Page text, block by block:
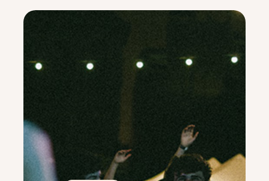
Joves
COORDINADORS SAFOR CLÍNIC
Inés Stokes
01/02/2003
Soc fan de fer la compra al supermercat
SAFOR POMPEU
Alfonso de Pineda